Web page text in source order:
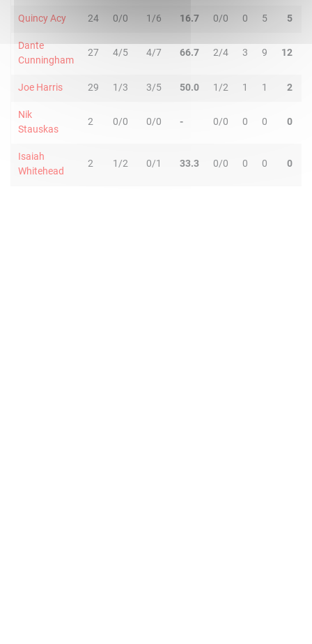
Quincy Acy 24 0/0 1/6 16.7 0/0 0 5 5
Dante
Cunningham
27 4/5 4/7 66.7 2/4 3 9 12
Joe Harris 29 1/3 3/5 50.0 1/2 1 1 2
Nik
Stauskas
2 0/0 0/0 - 0/0 0 0 0
Isaiah
Whitehead
2 1/2 0/1 33.3 0/0 0 0 0